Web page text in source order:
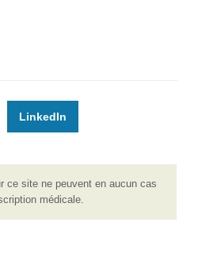
LinkedIn
ce site ne peuvent en aucun cas
médicale.